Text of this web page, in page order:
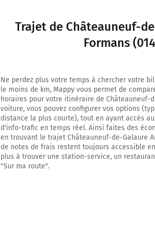
Tourner légèrement à gauche sur
Continuer Route des Palaches sur
8,9 km
Au rond-point, prendre la 2ème
9,6 km
9,6 km
Trajet de Châteauneuf-
Formans
Ne perdez plus votre temps à chercher votre
le moins de km, Mappy vous permet de
horaires pour votre itinéraire de Châteauneuf-
voiture, vous pouvez configurer vos options
distance la plus courte), tout en ayant accès
d'info-trafic en temps réel. Ainsi faites des
en trouvant le trajet Châteauneuf-de-Galaure
de notes de frais restent toujours accessible
plus à trouver une station-service, un
"Sur ma route".